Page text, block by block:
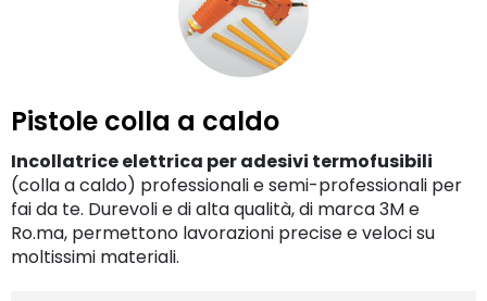
Pistole colla a caldo
Incollatrice elettrica per adesivi termofusibili
(colla a caldo) professionali e semi-professionali per
fai da te. Durevoli e di alta qualità, di marca 3M e
Ro.ma, permettono lavorazioni precise e veloci su
moltissimi materiali.